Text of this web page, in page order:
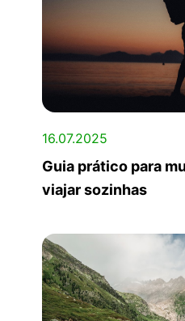
16.07.2025
Guia prático para
viajar sozinhas